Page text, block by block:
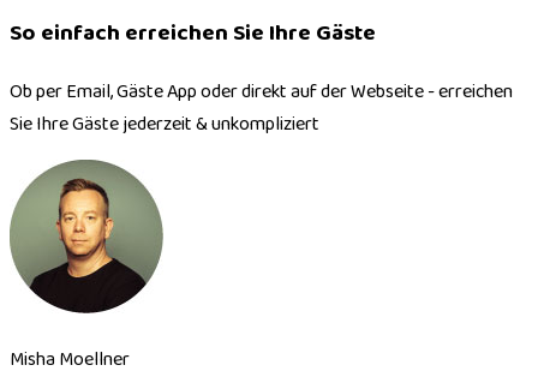
So einfach erreichen Sie Ihre Gäste
Ob per Email, Gäste App oder direkt auf der Webseite - erreichen
Sie Ihre Gäste jederzeit & unkompliziert
Misha Moellner